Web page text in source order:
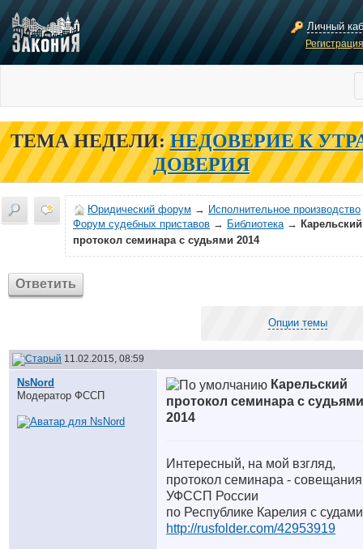
Личный
ТЕМА НЕДЕЛИ: НЕДОВЕРИЕ К
ДОВЕРИЯ
Юридический форум → Исполнительное производство
Форум судебных приставов → Библиотека→ Карельский
протокол семинара с судьями 2014
Ответить
Опции темы
11.02.2015, 08:59
NsNord
Модератор ФССП
Карельский
протокол семинара с судьями
2014
Интересный, на мой взгляд,
протокол семинара - совещания
УФССП России
по Республике Карелия с
http://rusfolder.com/42953919